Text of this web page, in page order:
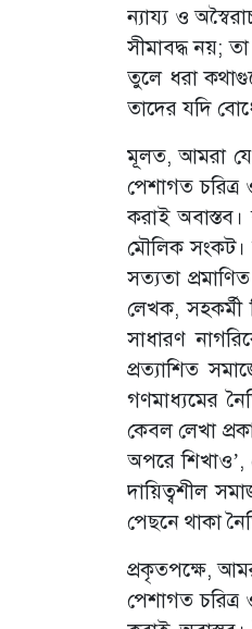
ন্যায্য ও
সীমাবদ্ধ নয়;
তুলে ধরা
তাদের যদি
মূলত, আমরা যে
পেশাগত চরিত্র
করাই
মৌলিক সংকট।
সত্যতা
লেখক,
সাধারণ
প্রত্যাশিত
গণমাধ্যমের
কেবল লেখা
অপরে শিখাও’,
দায়িত্বশীল
পেছনে থাকা
প্রকৃতপক্ষে,
পেশাগত চরিত্র